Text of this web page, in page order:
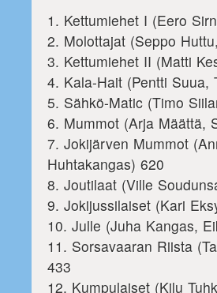
1. Kettumiehet I (Eero
2. Molottajat (Seppo
3. Kettumiehet II (Matti
4. Kala-Hait (Pentti
5. Sähkö-Matic (Timo
6. Mummot (Arja Määttä,
7. Jokijärven Mummot
Huhtakangas) 620
8. Joutilaat (Ville
9. Jokijussilaiset (Kari
10. Julle (Juha Kangas,
11. Sorsavaaran Riista
433
12. Kumpulaiset (Kilu